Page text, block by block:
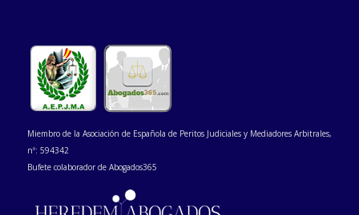
Miembro de la Asociación de Española de Peritos Judiciales y Mediadores Arbitrales,
nº: 594342
Bufete colaborador de Abogados365